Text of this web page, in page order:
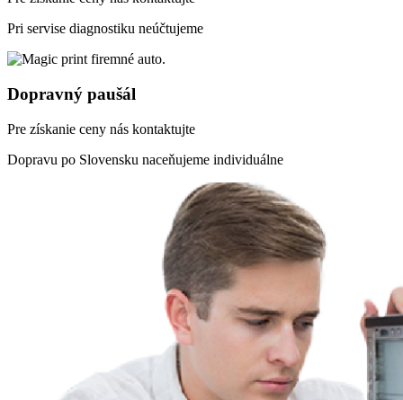
Pri servise diagnostiku neúčtujeme
Dopravný paušál
Pre získanie ceny nás kontaktujte
Dopravu po Slovensku naceňujeme individuálne